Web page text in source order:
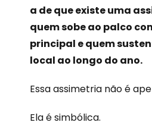
a de que existe uma
quem sobe ao palco
principal e quem
local ao longo do ano.
Essa assimetria não é
Ela é simbólica.